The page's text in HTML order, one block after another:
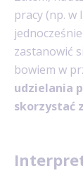
pracy (np. w
zastanowić
bowiem w
udzielania
skorzystać